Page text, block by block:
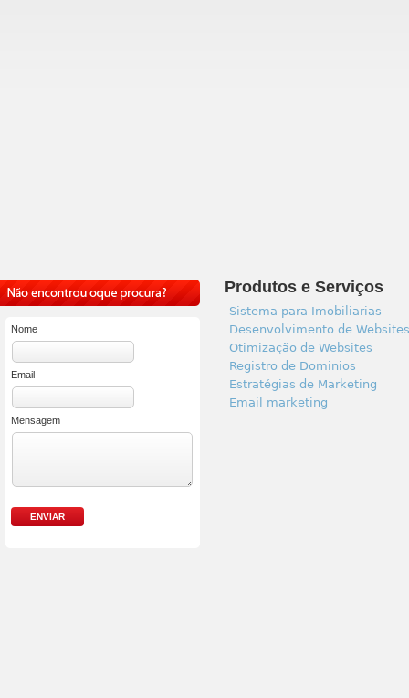
Nome
Email
Mensagem
Produtos e Serviços
Sistema para Imobiliarias
Desenvolvimento de Websites
Otimização de Websites
Registro de Dominios
Estratégias de Marketing
Email marketing